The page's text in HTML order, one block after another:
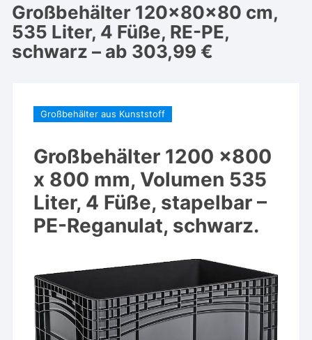
Großbehälter 120x80x80 cm,
535 Liter, 4 Füße, RE-PE,
schwarz – ab 303,99 €
Großbehälter aus Kunststoff
Großbehälter 1200 x800
x 800 mm, Volumen 535
Liter, 4 Füße, stapelbar –
PE-Reganulat, schwarz.